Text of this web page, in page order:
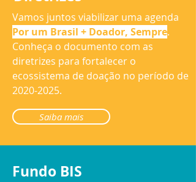
Vamos juntos viabilizar uma agenda
Por um Brasil + Doador, Sempre.
Conheça o documento com as
diretrizes para fortalecer o
ecossistema de doação no período de
2020-2025.
Saiba mais
Fundo BIS